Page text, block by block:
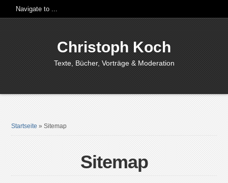
Christoph Koch
Texte, Bücher, Vorträge & Moderation
Startseite »Sitemap
Sitemap